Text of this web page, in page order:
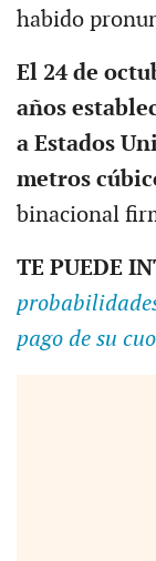
habido
El 24 de
años
a Estados
metros
binacional
TE PUEDE
pago de su